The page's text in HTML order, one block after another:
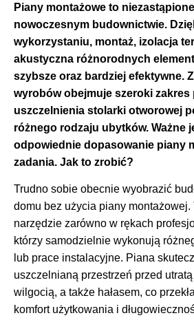
Piany montażowe to
nowoczesnym budownictwie.
wykorzystaniu, montaż, izolacja
akustyczna różnorodnych
szybsze oraz bardziej efektywne.
wyrobów obejmuje szeroki zakres
uszczelnienia stolarki otworowej
różnego rodzaju ubytków. Ważne
odpowiednie dopasowanie piany
zadania. Jak to zrobić?
Trudno sobie obecnie wyobrazić
domu bez użycia piany montażowej.
narzędzie zarówno w rękach
którzy samodzielnie wykonują
lub prace instalacyjne. Piana
uszczelnianą przestrzeń przed utratą
wilgocią, a także hałasem, co
komfort użytkowania i